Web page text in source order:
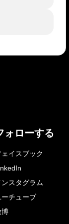
ォローする
ェイスブック
ンスタグラム
ーチューブ
博